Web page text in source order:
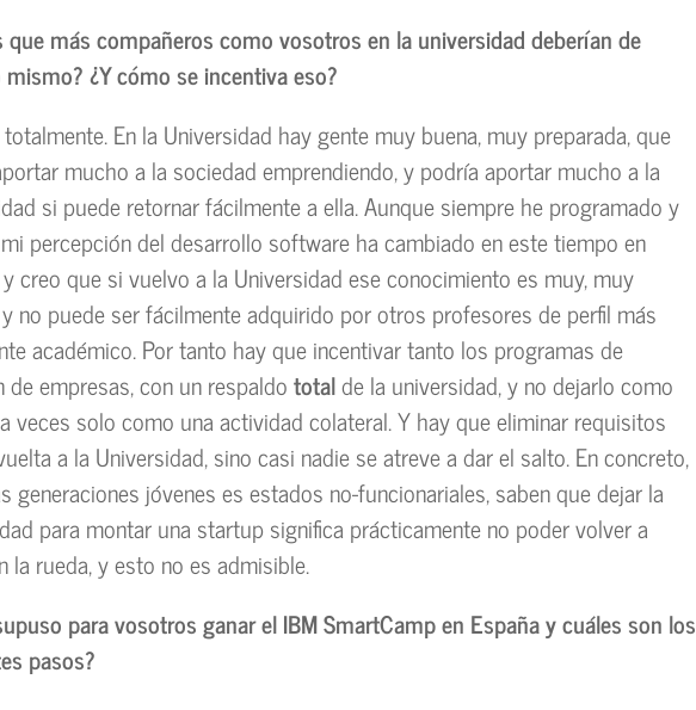
que más compañeros como vosotros en la universidad deberían de
¿Y cómo se incentiva eso?
En la Universidad hay gente muy buena, muy preparada, que
mucho a la sociedad emprendiendo, y podría aportar mucho a la
si puede retornar fácilmente a ella. Aunque siempre he programado y
percepción del desarrollo software ha cambiado en este tiempo en
creo que si vuelvo a la Universidad ese conocimiento es muy, muy
no puede ser fácilmente adquirido por otros profesores de perfil más
académico. Por tanto hay que incentivar tanto los programas de
de empresas, con un respaldototalde la universidad, y no dejarlo como
veces solo como una actividad colateral. Y hay que eliminar requisitos
a la Universidad, sino casi nadie se atreve a dar el salto. En concreto,
generaciones jóvenes es estados no-funcionariales, saben que dejar la
para montar una startup significa prácticamente no poder volver a
la rueda, y esto no es admisible.
para vosotros ganar el IBM SmartCamp en España y cuáles son los
pasos?